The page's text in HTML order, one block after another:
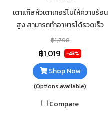
เตาแก๊สหัวเตาเทอร์โบให้ความร้อน
สูง สามารถทำอาหารได้รวดเร็ว
กระจกนิรภัยหนา 7mm เสริมฟอ
ยกันความร้อนใต้กระจก ทำความ
สะอาดง่าย
฿1,798
฿1,019 -43%
Shop Now
(Options available)
Compare